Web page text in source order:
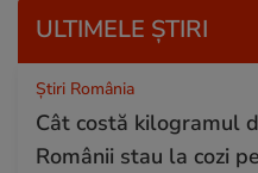
ULTIMELE ȘTIRI
Știri România
Cât costă kilogramul
Românii stau la cozi